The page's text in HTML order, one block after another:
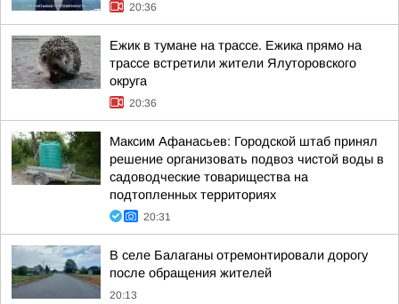
20:36
Ежик в тумане на трассе. Ежика прямо на
трассе встретили жители Ялуторовского
округа
20:36
Максим Афанасьев: Городской штаб принял
решение организовать подвоз чистой воды в
садоводческие товарищества на
подтопленных территориях
20:31
В селе Балаганы отремонтировали дорогу
после обращения жителей
20:13